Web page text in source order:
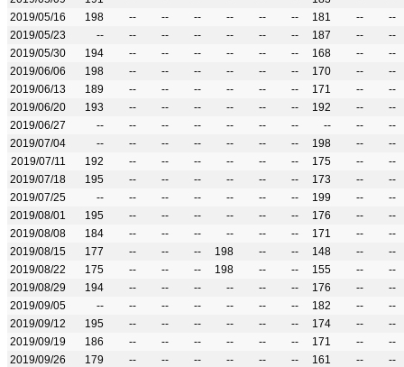
2019/05/16
198 -- -- -- -- -- -- 181 --
--
2019/05/23
-- -- -- -- -- -- -- 187 --
--
2019/05/30
194 -- -- -- -- -- -- 168 --
--
2019/06/06
198 -- -- -- -- -- -- 170 --
--
2019/06/13
189 -- -- -- -- -- -- 171 --
--
2019/06/20
193 -- -- -- -- -- -- 192 --
--
2019/06/27
-- -- -- -- -- -- -- -- --
--
2019/07/04
-- -- -- -- -- -- -- 198 --
--
2019/07/11
192 -- -- -- -- -- -- 175 --
--
2019/07/18
195 -- -- -- -- -- -- 173 --
--
2019/07/25
-- -- -- -- -- -- -- 199 --
--
2019/08/01
195 -- -- -- -- -- -- 176 --
--
2019/08/08
184 -- -- -- -- -- -- 171 --
--
2019/08/15
177 -- -- -- 198 -- -- 148 --
--
2019/08/22
175 -- -- -- 198 -- -- 155 --
--
2019/08/29
194 -- -- -- -- -- -- 176 --
--
2019/09/05
-- -- -- -- -- -- -- 182 --
--
2019/09/12
195 -- -- -- -- -- -- 174 --
--
2019/09/19
186 -- -- -- -- -- -- 171 --
--
2019/09/26
179 -- -- -- -- -- -- 161 --
--